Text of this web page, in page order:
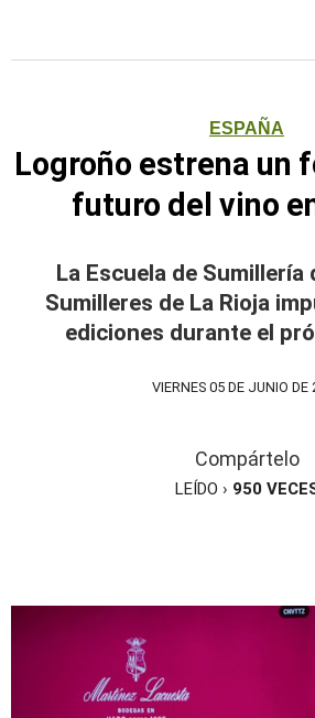
ESPAÑA
Logroño estrena un
futuro del vino
La Escuela de Sumillería
Sumilleres de La Rioja
ediciones durante el
VIERNES 05 DE JUNIO DE
Compártelo
LEÍDO › 950